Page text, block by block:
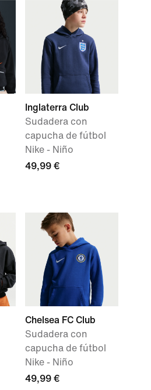
Inglaterra Club
Sudadera con
capucha de fútbol
Nike - Niño
49,99 €
Chelsea FC Club
Sudadera con
capucha de fútbol
Nike - Niño
49,99 €